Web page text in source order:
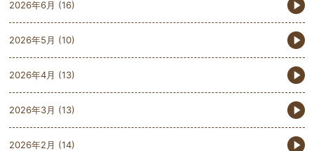
2026年6月 (16)
2026年5月 (10)
2026年4月 (13)
2026年3月 (13)
2026年2月 (14)